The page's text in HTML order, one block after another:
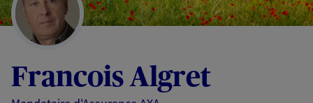
page
Francois Algret